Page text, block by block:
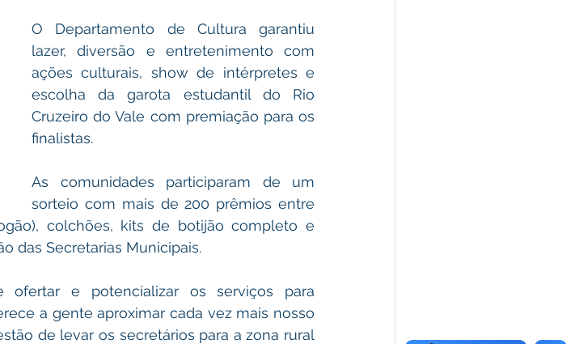
O Departamento de Cultura garantiu
lazer, diversão e entretenimento com
ações culturais, show de intérpretes e
escolha da garota estudantil do Rio
Cruzeiro do Vale com premiação para os
finalistas.
As comunidades participaram de um
sorteio com mais de 200 prêmios entre
colchões, kits de botijão completo e
das Secretarias Municipais.
ofertar e potencializar os serviços para
a gente aproximar cada vez mais nosso
de levar os secretários para a zona rural